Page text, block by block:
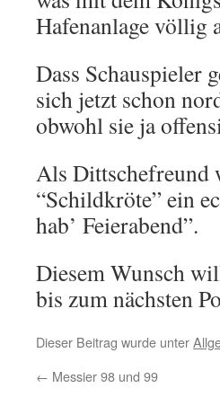
Hafenanlage völlig
Dass Schauspieler
sich jetzt schon
obwohl sie ja
Als Dittschefreund
“Schildkröte” ein
hab’ Feierabend”.
Diesem Wunsch
bis zum nächsten
Dieser Beitrag wurde unter
← Messier 98 und 99